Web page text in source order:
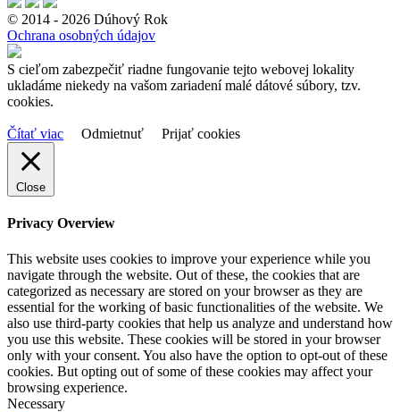
© 2014 - 2026 Dúhový Rok
Ochrana osobných údajov
S cieľom zabezpečiť riadne fungovanie tejto webovej lokality
ukladáme niekedy na vašom zariadení malé dátové súbory, tzv.
cookies.
Čítať viac Odmietnuť Prijať cookies
Close
Privacy Overview
This website uses cookies to improve your experience while you
navigate through the website. Out of these, the cookies that are
categorized as necessary are stored on your browser as they are
essential for the working of basic functionalities of the website. We
also use third-party cookies that help us analyze and understand how
you use this website. These cookies will be stored in your browser
only with your consent. You also have the option to opt-out of these
cookies. But opting out of some of these cookies may affect your
browsing experience.
Necessary